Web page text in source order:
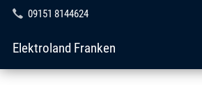
09151 8144624
Elektroland Franken